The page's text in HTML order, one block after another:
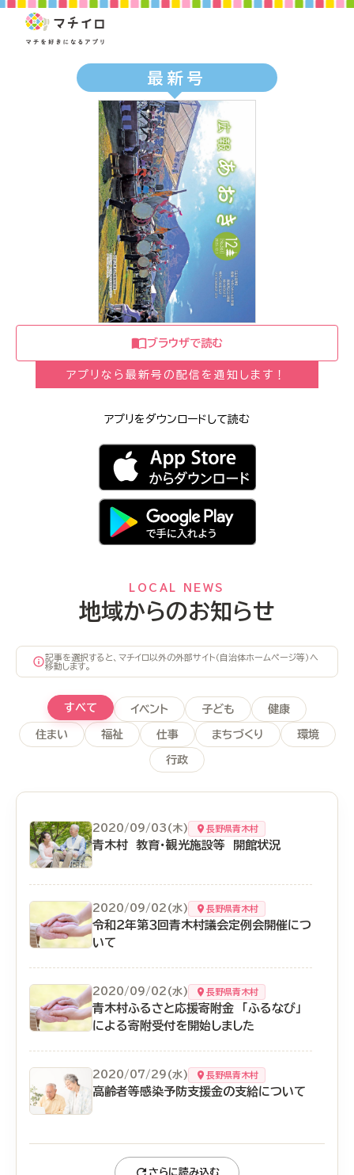
最新号
ブラウザで読む
アプリなら最新号の配信を通知します！
アプリをダウンロードして読む
LOCAL NEWS
地域からのお知らせ
記事を選択すると、マチイロ以外の外部サイト（自治体ホームページ等）へ
移動します。
すべて イベント 子ども 健康
住まい 福祉 仕事 まちづくり 環境
行政
2020/09/03(木) 長野県青木村
青木村 教育・観光施設等 開館状況
2020/09/02(水) 長野県青木村
令和２年第３回青木村議会定例会開催につ
いて
2020/09/02(水) 長野県青木村
青木村ふるさと応援寄附金 「ふるなび」
による寄附受付を開始しました
2020/07/29(水) 長野県青木村
高齢者等感染予防支援金の支給について
さらに読み込む